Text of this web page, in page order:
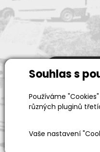
Souhlas s
Používáme
různých pluginů
Vaše nastavení